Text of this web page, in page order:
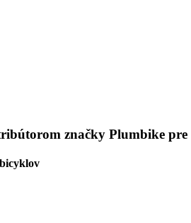
značky Plumbike pre